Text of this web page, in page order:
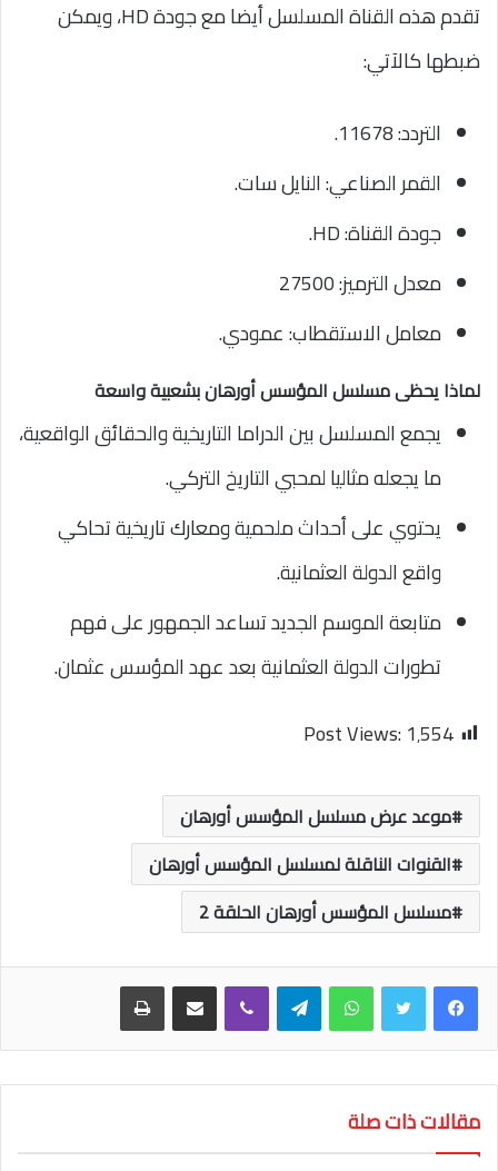
تقدم هذه القناة المسلسل أيضا مع جودة HD، ويمكن
ضبطها كالآتي:
التردد: 11678.
القمر الصناعي: النايل سات.
جودة القناة: HD.
معدل الترميز: 27500
معامل الاستقطاب: عمودي.
لماذا يحظى مسلسل المؤسس أورهان بشعبية واسعة
يجمع المسلسل بين الدراما التاريخية والحقائق الواقعية،
ما يجعله مثاليا لمحبي التاريخ التركي.
يحتوي على أحداث ملحمية ومعارك تاريخية تحاكي
واقع الدولة العثمانية.
متابعة الموسم الجديد تساعد الجمهور على فهم
تطورات الدولة العثمانية بعد عهد المؤسس عثمان.
Post Views:1٬554
موعد عرض مسلسل المؤسس أورهان
القنوات الناقلة لمسلسل المؤسس أورهان
مسلسل المؤسس أورهان الحلقة 2
واتساب تيلقرام
مقالات ذات صلة